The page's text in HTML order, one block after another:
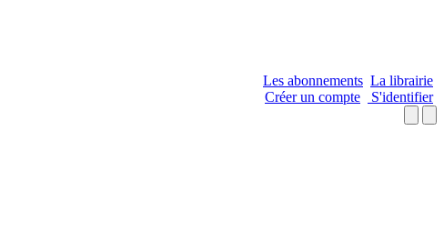
Les abonnements La librairie
Créer un compte
S'identifier